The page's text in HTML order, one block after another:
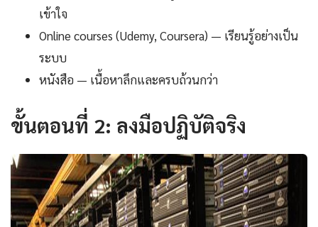
เข้าใจ
Online courses (Udemy, Coursera) — เรียนรู้อย่างเป็น
ระบบ
หนังสือ — เนื้อหาลึกและครบถ้วนกว่า
ขั้นตอนที่ 2: ลงมือปฏิบัติจริง